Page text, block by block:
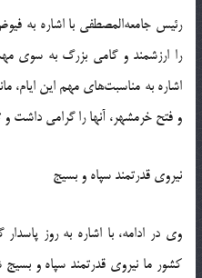
رئیس جامعه‌المصطفی با اشاره به
را ارزشمند و گامی بزرگ به سوی
اشاره به مناسبت‌های مهم این ایام،
و فتح خرمشهر، آنها را گرامی داشت
نیروی قدرتمند سپاه و بسیج
وی در ادامه، با اشاره به روز
کشور ما نیروی قدرتمند سپاه و